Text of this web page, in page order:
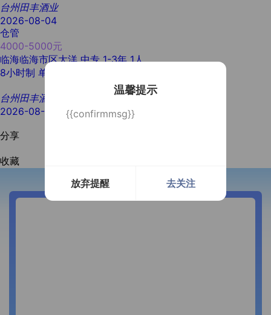
台州田丰酒业
2026-08-04
仓管
4000-5000元
临海临海市区大洋中专 1-3年 1人
8小时制 单休
台州田丰酒业
2026-08-04
分享
收藏
温馨提示
{{confirmmsg}}
放弃提醒 去关注